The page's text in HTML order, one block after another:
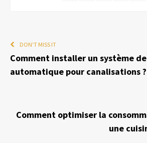
DON'T MISS IT
Comment installer un système
automatique pour canalisations ?
Comment optimiser la
une